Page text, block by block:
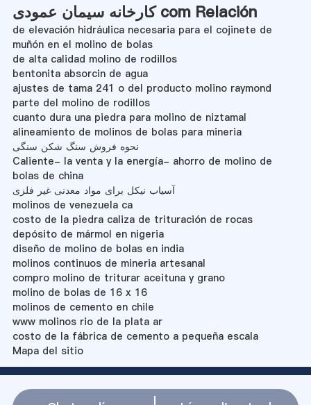
کارخانه سیمان عمودی com Relación
de elevación hidráulica necesaria para el cojinete de
muñón en el molino de bolas
de alta calidad molino de rodillos
bentonita absorcin de agua
ajustes de tama 241 o del producto molino raymond
parte del molino de rodillos
cuanto dura una piedra para molino de niztamal
alineamiento de molinos de bolas para mineria
نحوه فروش سنگ شکن سنگی
Caliente- la venta y la energía- ahorro de molino de
bolas de china
آسیاب نیکل برای مواد معدنی غیر فلزی
molinos de venezuela ca
costo de la piedra caliza de trituración de rocas
depósito de mármol en nigeria
diseño de molino de bolas en india
molinos continuos de mineria artesanal
compro molino de triturar aceituna y grano
molino de bolas de 16 x 16
molinos de cemento en chile
www molinos rio de la plata ar
costo de la fábrica de cemento a pequeña escala
Mapa del sitio